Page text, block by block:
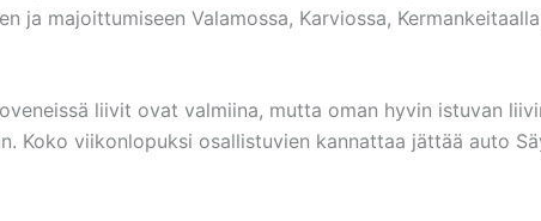
ja majoittumiseen Valamossa, Karviossa,
liivit ovat valmiina, mutta oman hyvin istuvan
Koko viikonlopuksi osallistuvien kannattaa jättää auto